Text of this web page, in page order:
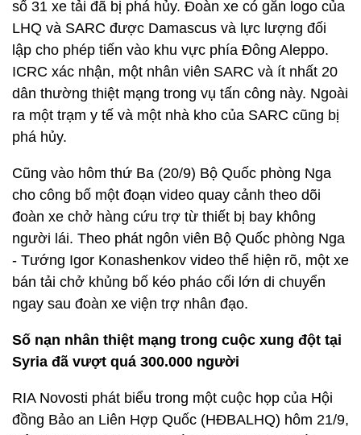
số 31 xe tải đã bị phá hủy. Đoàn xe có gắn logo của
LHQ và SARC được Damascus và lực lượng đối
lập cho phép tiến vào khu vực phía Đông Aleppo.
ICRC xác nhận, một nhân viên SARC và ít nhất 20
dân thường thiệt mạng trong vụ tấn công này. Ngoài
ra một trạm y tế và một nhà kho của SARC cũng bị
phá hủy.
Cũng vào hôm thứ Ba (20/9) Bộ Quốc phòng Nga
cho công bố một đoạn video quay cảnh theo dõi
đoàn xe chở hàng cứu trợ từ thiết bị bay không
người lái. Theo phát ngôn viên Bộ Quốc phòng Nga
- Tướng Igor Konashenkov video thể hiện rõ, một xe
bán tải chở khủng bố kéo pháo cối lớn di chuyển
ngay sau đoàn xe viện trợ nhân đạo.
Số nạn nhân thiệt mạng trong cuộc xung đột tại
Syria đã vượt quá 300.000 người
RIA Novosti phát biểu trong một cuộc họp của Hội
đồng Bảo an Liên Hợp Quốc (HĐBALHQ) hôm 21/9,